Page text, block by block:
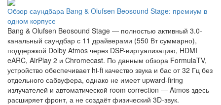
Обзор саундбара Bang & Olufsen Beosound Stage: премиум в
одном корпусе
Bang & Olufsen Beosound Stage — полностью активный 3.0-
канальный саундбар с 11 драйверами (550 Вт суммарно),
поддержкой Dolby Atmos через DSP-виртуализацию, HDMI
eARC, AirPlay 2 и Chromecast. По данным обзора FormulaTV,
устройство обеспечивает hi-fi качество звука и бас от 32 Гц без
отдельного сабвуфера, однако не имеет upward-firing
излучателей и автоматической room correction — Atmos здесь
расширяет фронт, а не создаёт физический 3D-звук.